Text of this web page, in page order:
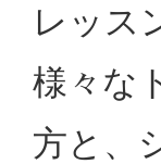
レッス
様々な
方と、